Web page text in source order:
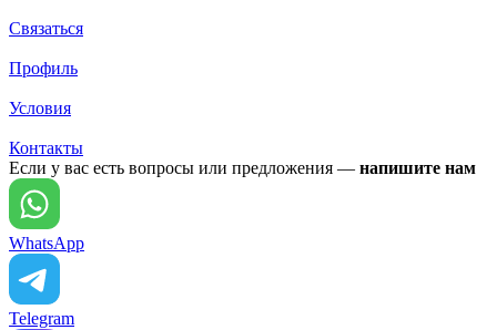
Связаться
Профиль
Условия
Контакты
Если у вас есть вопросы или предложения — напишите нам
WhatsApp
Telegram